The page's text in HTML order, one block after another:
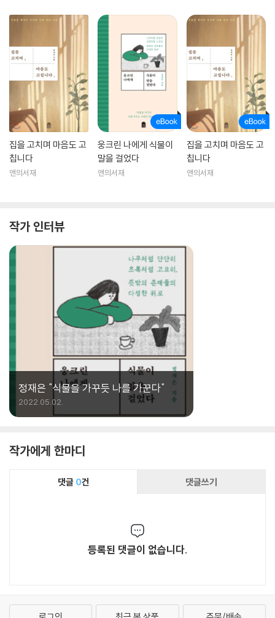
집을 고치며 마음도 고
칩니다
앤의서재
웅크린 나에게 식물이
말을 걸었다
앤의서재
집을 고치며 마음도 고
칩니다
앤의서재
작가 인터뷰
정재은 "식물을 가꾸듯 나를 가꾼다"
2022.05.02.
작가에게 한마디
댓글 0건 댓글쓰기
등록된 댓글이 없습니다.